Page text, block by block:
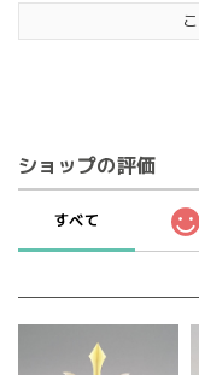
ショップの評価
すべて